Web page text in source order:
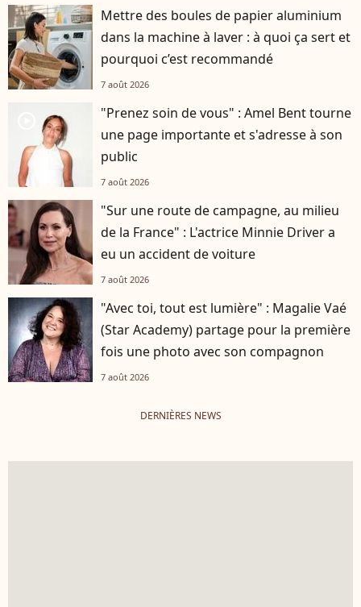
Mettre des boules de papier aluminium
dans la machine à laver : à quoi ça sert et
pourquoi c’est recommandé
7 août 2026
"Prenez soin de vous" : Amel Bent tourne
une page importante et s'adresse à son
public
7 août 2026
"Sur une route de campagne, au milieu
de la France" : L'actrice Minnie Driver a
eu un accident de voiture
7 août 2026
"Avec toi, tout est lumière" : Magalie Vaé
(Star Academy) partage pour la première
fois une photo avec son compagnon
7 août 2026
DERNIÈRES NEWS